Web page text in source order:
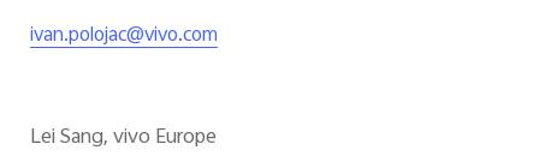
ivan.polojac@vivo.com
Lei Sang, vivo Europe